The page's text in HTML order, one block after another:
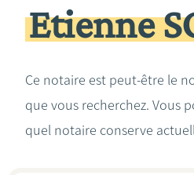
Héritage et donations
Le notaire
Etienne
Ce notaire est peut-être le
que vous recherchez. Vous
quel notaire conserve